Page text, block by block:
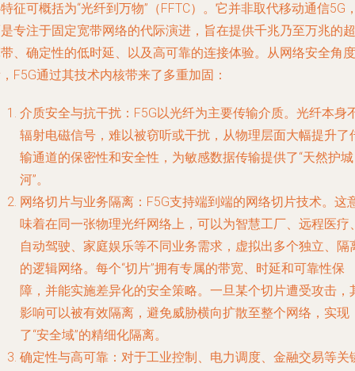
征可概括为“光纤到万物”（FFTC）。它并非取代移动通信5G
专注于固定宽带网络的代际演进，旨在提供千兆乃至万兆的超
、确定性的低时延、以及高可靠的连接体验。从网络安全角度
F5G通过其技术内核带来了多重加固：
介质安全与抗干扰 ：F5G以光纤为主要传输介质。光纤本身
辐射电磁信号，难以被窃听或干扰，从物理层面大幅提升了
输通道的保密性和安全性，为敏感数据传输提供了“天然护城
河”。
网络切片与业务隔离 ：F5G支持端到端的网络切片技术。这
味着在同一张物理光纤网络上，可以为智慧工厂、远程医疗
自动驾驶、家庭娱乐等不同业务需求，虚拟出多个独立、隔
的逻辑网络。每个“切片”拥有专属的带宽、时延和可靠性保
障，并能实施差异化的安全策略。一旦某个切片遭受攻击，
影响可以被有效隔离，避免威胁横向扩散至整个网络，实现
了“安全域”的精细化隔离。
确定性与高可靠 ：对于工业控制、电力调度、金融交易等关